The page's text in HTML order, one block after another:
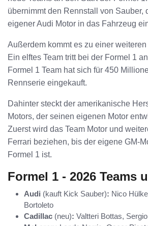
übernimmt den Rennstall von Sauber,
eigener Audi Motor in das Fahrzeug
Außerdem kommt es zu einer
Ein elftes Team tritt bei der Formel 1
Formel 1 Team hat sich für 450
Rennserie eingekauft.
Dahinter steckt der amerikanische
Motors, der seinen eigenen Motor
Zuerst wird das Team Motor und
Ferrari beziehen, bis der eigene GM-
Formel 1 ist.
Formel 1 - 2026 Teams
Audi (kauft Kick Sauber): Nico
Bortoleto
Cadillac (neu): Valtteri Bottas,